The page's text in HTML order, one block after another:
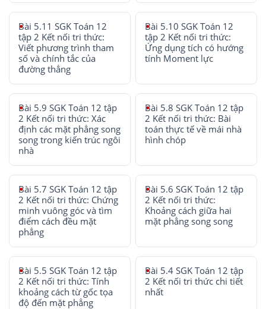
Bài 5.11 SGK Toán 12
tập 2 Kết nối tri thức:
Viết phương trình tham
số và chính tắc của
đường thẳng
Bài 5.10 SGK Toán 12
tập 2 Kết nối tri thức:
Ứng dụng tích có hướng
tính Moment lực
Bài 5.9 SGK Toán 12 tập
2 Kết nối tri thức: Xác
định các mặt phẳng song
song trong kiến trúc ngôi
nhà
Bài 5.8 SGK Toán 12 tập
2 Kết nối tri thức: Bài
toán thực tế về mái nhà
hình chóp
Bài 5.7 SGK Toán 12 tập
2 Kết nối tri thức: Chứng
minh vuông góc và tìm
điểm cách đều mặt
phẳng
Bài 5.6 SGK Toán 12 tập
2 Kết nối tri thức:
Khoảng cách giữa hai
mặt phẳng song song
Bài 5.5 SGK Toán 12 tập
2 Kết nối tri thức: Tính
khoảng cách từ gốc tọa
độ đến mặt phẳng
Bài 5.4 SGK Toán 12 tập
2 Kết nối tri thức chi tiết
nhất